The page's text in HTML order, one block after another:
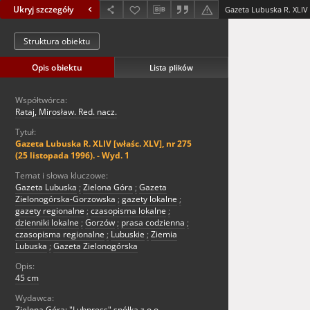
Ukryj szczegóły
Struktura obiektu
Opis obiektu Lista plików
Współtwórca:
Rataj, Mirosław. Red. nacz.
Tytuł:
Gazeta Lubuska R. XLIV [właśc. XLV], nr 275
(25 listopada 1996). - Wyd. 1
Temat i słowa kluczowe:
Gazeta Lubuska ; Zielona Góra ; Gazeta
Zielonogórska-Gorzowska ; gazety lokalne ;
gazety regionalne ; czasopisma lokalne ;
dzienniki lokalne ; Gorzów ; prasa codzienna ;
czasopisma regionalne ; Lubuskie ; Ziemia
Lubuska ; Gazeta Zielonogórska
Opis:
45 cm
Wydawca: